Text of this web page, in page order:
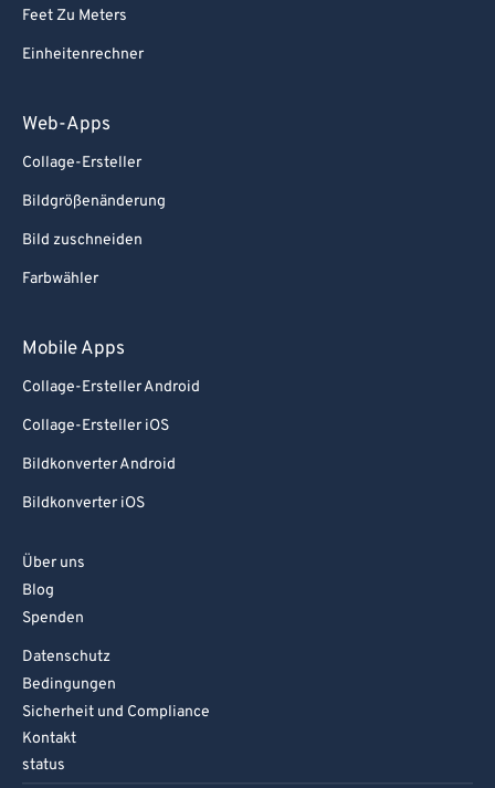
Feet Zu Meters
Einheitenrechner
Web-Apps
Collage-Ersteller
Bildgrößenänderung
Bild zuschneiden
Farbwähler
Mobile Apps
Collage-Ersteller Android
Collage-Ersteller iOS
Bildkonverter Android
Bildkonverter iOS
Über uns
Blog
Spenden
Datenschutz
Bedingungen
Sicherheit und Compliance
Kontakt
status